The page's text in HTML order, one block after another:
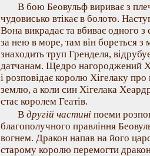
В бою Беовульф вириває з
чудовисько втікає в болото.
Вона викрадає та вбиває одного
за нею в море, там він бореться з
знаходить труп Гренделя,
датчанам. Щедро нагороджений
і розповідає королю Хігелаку
землю, а коли син Хігелака
стає королем Геатів.
В другій частині поеми
благополучного правління
вогнем. Дракон напав на його
старому королю перемогти